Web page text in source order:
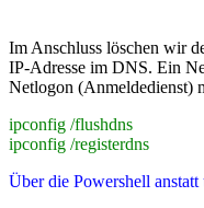
Im Anschluss löschen wir
IP-Adresse im DNS. Ein
Netlogon (Anmeldedienst)
ipconfig /flushdns
ipconfig /registerdns
Über die Powershell